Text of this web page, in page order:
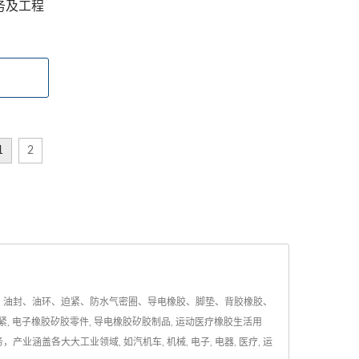
及工程
2
封、油环、迫紧、防水气密圈、导电橡胶、脚垫、背胶橡胶、
电子橡胶矽胶零件, 导电橡胶矽胶制品, 运动医疗橡胶生活用
产业涵盖各大大工业领域, 如汽机车, 机械, 电子, 电器, 医疗, 运